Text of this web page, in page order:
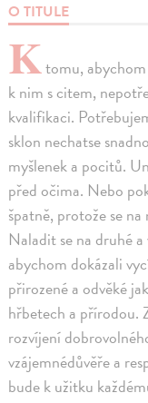
O TITULE
Ktomu,
k nim s citem,
kvalifikaci.
sklon nechatse
myšlenek a pocitů.
před očima. Nebo
špatně, protože se
Naladit se na druhé
abychom dokázali
přirozené a odvěké
hřbetech a přírodou.
rozvíjení
vzájemnédůvěře a
bude k užitku